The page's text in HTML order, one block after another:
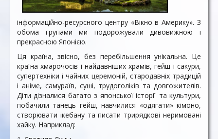
інформаційно-ресурсного центру «Вікно в Америку». З
обома групами ми подорожували дивовижною і
прекрасною Японією.
Ця країна, звісно, без перебільшення унікальна. Це
країна хмарочосів і найдавніших храмів, гейш і сакури,
супертехніки і чайних церемоній, стародавніх традицій
і аніме, самураїв, суші, трудоголіків та довгожителів.
Діти дізналися багато з японської історії та культури,
побачили танець гейш, навчилися «одягати» кімоно,
створювати ікебану та писати трирядкові неримовані
хайку. Наприклад: